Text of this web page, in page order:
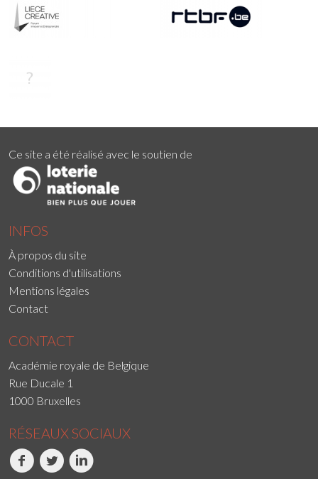
Ce site a été réalisé avec le soutien de
INFOS
À propos du site
Conditions d'utilisations
Mentions légales
Contact
CONTACT
Académie royale de Belgique
Rue Ducale 1
1000 Bruxelles
RÉSEAUX SOCIAUX